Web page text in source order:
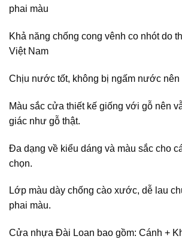
phai màu
Khả năng chống cong vênh co nhót do
Việt Nam
Chịu nước tốt, không bị ngấm nước nên
Màu sắc cửa thiết kế giống với gỗ nên
giác như gỗ thật.
Đa dạng về kiểu dáng và màu sắc cho
chọn.
Lớp màu dày chống cào xước, dễ lau
phai màu.
Cửa nhựa Đài Loan bao gồm: Cánh +